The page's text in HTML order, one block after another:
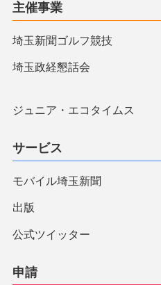
主催事業
埼玉新聞ゴルフ競技
埼玉政経懇話会
ジュニア・エコタイムス
サービス
モバイル埼玉新聞
出版
公式ツイッター
申請